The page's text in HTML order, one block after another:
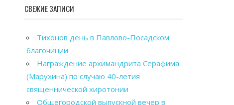
СВЕЖИЕ ЗАПИСИ
Тихонов день в Павлово-Посадском
благочинии
Награждение архимандрита Серафима
(Марухина) по случаю 40-летия
священнической хиротонии
Общегородской выпускной вечер в